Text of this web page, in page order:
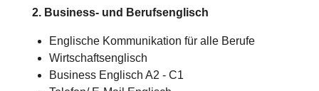
2. Business- und Berufsenglisch
Englische Kommunikation für alle Berufe
Wirtschaftsenglisch
Business Englisch A2 - C1